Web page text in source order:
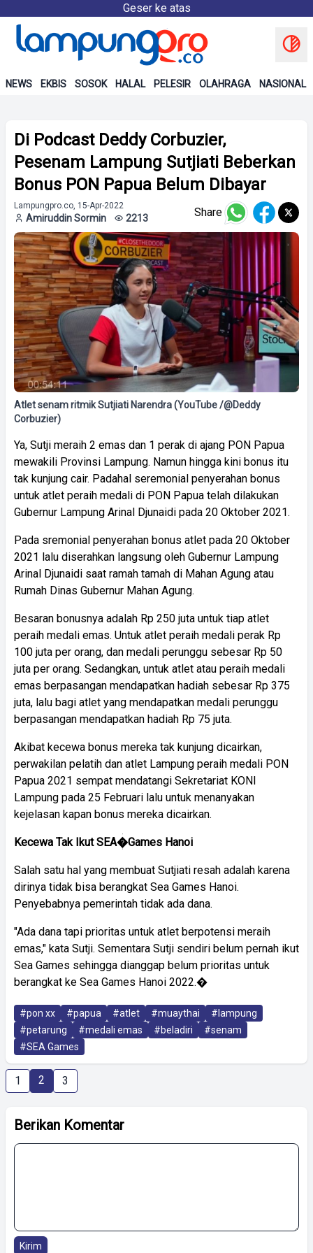
Geser ke atas
NEWS EKBIS SOSOK HALAL PELESIR OLAHRAGA NASIONAL
Di Podcast Deddy Corbuzier,
Pesenam Lampung Sutjiati Beberkan
Bonus PON Papua Belum Dibayar
Lampungpro.co, 15-Apr-2022
Amiruddin Sormin 2213 Share
Atlet senam ritmik Sutjiati Narendra (YouTube /@Deddy
Corbuzier)
Ya, Sutji meraih 2 emas dan 1 perak di ajang PON Papua
mewakili Provinsi Lampung. Namun hingga kini bonus itu
tak kunjung cair. Padahal seremonial penyerahan bonus
untuk atlet peraih medali di PON Papua telah dilakukan
Gubernur Lampung Arinal Djunaidi pada 20 Oktober 2021.
Pada sremonial penyerahan bonus atlet pada 20 Oktober
2021 lalu diserahkan langsung oleh Gubernur Lampung
Arinal Djunaidi saat ramah tamah di Mahan Agung atau
Rumah Dinas Gubernur Mahan Agung.
Besaran bonusnya adalah Rp 250 juta untuk tiap atlet
peraih medali emas. Untuk atlet peraih medali perak Rp
100 juta per orang, dan medali perunggu sebesar Rp 50
juta per orang. Sedangkan, untuk atlet atau peraih medali
emas berpasangan mendapatkan hadiah sebesar Rp 375
juta, lalu bagi atlet yang mendapatkan medali perunggu
berpasangan mendapatkan hadiah Rp 75 juta.
Akibat kecewa bonus mereka tak kunjung dicairkan,
perwakilan pelatih dan atlet Lampung peraih medali PON
Papua 2021 sempat mendatangi Sekretariat KONI
Lampung pada 25 Februari lalu untuk menanyakan
kejelasan kapan bonus mereka dicairkan.
Kecewa Tak Ikut SEA�Games Hanoi
Salah satu hal yang membuat Sutjiati resah adalah karena
dirinya tidak bisa berangkat Sea Games Hanoi.
Penyebabnya pemerintah tidak ada dana.
"Ada dana tapi prioritas untuk atlet berpotensi meraih
emas," kata Sutji. Sementara Sutji sendiri belum pernah ikut
Sea Games sehingga dianggap belum prioritas untuk
berangkat ke Sea Games Hanoi 2022.�
#pon xx #papua #atlet #muaythai
#lampung
#petarung
#medali emas #beladiri
#senam
#SEA Games
1 2 3
Berikan Komentar
Kirim